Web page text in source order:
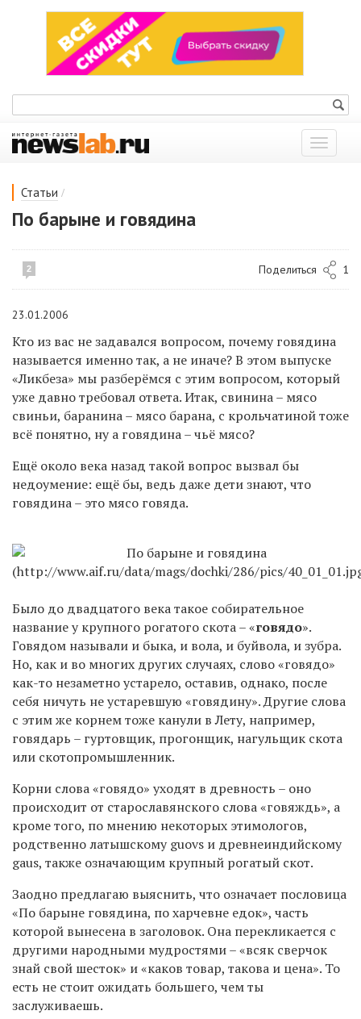
Показать
меню
Статьи /
По барыне и говядина
2 Поделиться 1
23.01.2006
Кто из вас не задавался вопросом, почему говядина
называется именно так, а не иначе? В этом выпуске
«Ликбеза» мы разберёмся с этим вопросом, который
уже давно требовал ответа. Итак, свинина – мясо
свиньи, баранина – мясо барана, с крольчатиной тоже
всё понятно, ну а говядина – чьё мясо?
Ещё около века назад такой вопрос вызвал бы
недоумение: ещё бы, ведь даже дети знают, что
говядина – это мясо говяда.
Было до двадцатого века такое собирательное
название у крупного рогатого скота – «говядо».
Говядом называли и быка, и вола, и буйвола, и зубра.
Но, как и во многих других случаях, слово «говядо»
как-то незаметно устарело, оставив, однако, после
себя ничуть не устаревшую «говядину». Другие слова
с этим же корнем тоже канули в Лету, например,
говядарь – гуртовщик, прогонщик, нагульщик скота
или скотопромышленник.
Корни слова «говядо» уходят в древность – оно
происходит от старославянского слова «говяждь», а
кроме того, по мнению некоторых этимологов,
родственно латышскому guovs и древнеиндийскому
gaus, также означающим крупный рогатый скот.
Заодно предлагаю выяснить, что означает пословица
«По барыне говядина, по харчевне едок», часть
которой вынесена в заголовок. Она перекликается с
другими народными мудростями – «всяк сверчок
знай свой шесток» и «каков товар, такова и цена». То
есть не стоит ожидать большего, чем ты
заслуживаешь.